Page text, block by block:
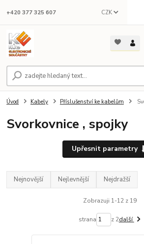
CZK
+420 377 325 607
Úvod Kabely Příslušenství ke kabelům
Svorkovnice , spojky
Upřesnit parametry
Nejnovější Nejlevnější Nejdražší
Zobrazuji 1-12 z 19
strana z 2další